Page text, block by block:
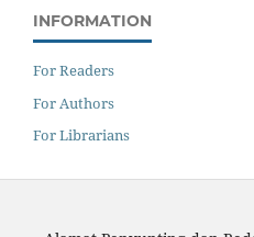
INFORMATION
For Readers
For Authors
For Librarians